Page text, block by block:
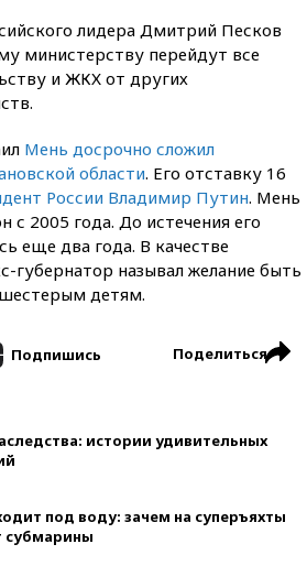
лидера Дмитрий Песков
министерству перейдут все
и ЖКХ от других
Мень досрочно сложил
области. Его отставку 16
России Владимир Путин. Мень
с 2005 года. До истечения его
еще два года. В качестве
губернатор называл желание быть
детям.
Подпишись Поделиться
истории удивительных
под воду: зачем на суперъяхты
субмарины